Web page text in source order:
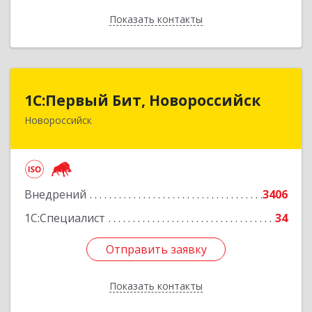
Показать контакты
Назад
1С:Первый Бит, Новороссийск
Новороссийск
Внедрений
3406
1С:Специалист
34
Отправить заявку
Показать контакты
1С:Первый Бит, Новороссийск
353925, Краснодарский край, Новороссийск г,
Отправить заявку
Назад